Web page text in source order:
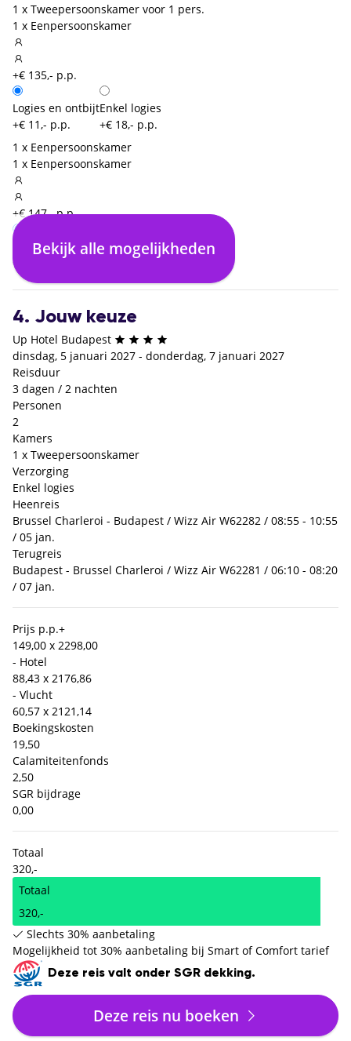
1 x Tweepersoonskamer voor 1 pers.
1 x Eenpersoonskamer
+€ 135,- p.p.
Logies en ontbijt
+€ 11,- p.p.
Enkel logies
+€ 18,- p.p.
1 x Eenpersoonskamer
1 x Eenpersoonskamer
+€ 147,- p.p.
Enkel logies
€ 0,- p.p.
Logies en ontbijt
Bekijk alle mogelijkheden
4. Jouw keuze
Up Hotel Budapest
dinsdag, 5 januari 2027 - donderdag, 7 januari 2027
Reisduur
3 dagen / 2 nachten
Personen
2
Kamers
1 x Tweepersoonskamer
Verzorging
Enkel logies
Heenreis
Brussel Charleroi - Budapest / Wizz Air W62282 / 08:55 - 10:55
/ 05 jan.
Terugreis
Budapest - Brussel Charleroi / Wizz Air W62281 / 06:10 - 08:20
/ 07 jan.
Prijs p.p.+
149,00 x 2298,00
- Hotel
88,43 x 2176,86
- Vlucht
60,57 x 2121,14
Boekingskosten
19,50
Calamiteitenfonds
2,50
SGR bijdrage
0,00
Totaal
320,-
Totaal
320,-
Slechts 30% aanbetaling
Mogelijkheid tot 30% aanbetaling bij Smart of Comfort tarief
Deze reis valt onder SGR dekking.
Deze reis nu boeken